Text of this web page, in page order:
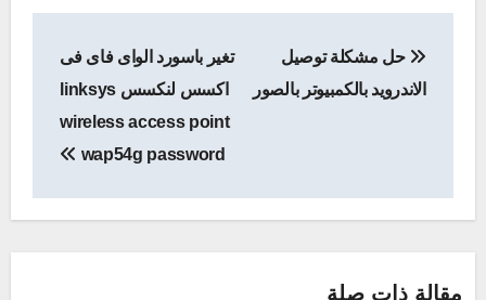
المقالات
حل مشكلة توصيل
الاندرويد بالكمبيوتر بالصور
تغير باسورد الواى فاى فى
اكسس لنكسس linksys
wireless access point
wap54g password
مقالة ذات صلة